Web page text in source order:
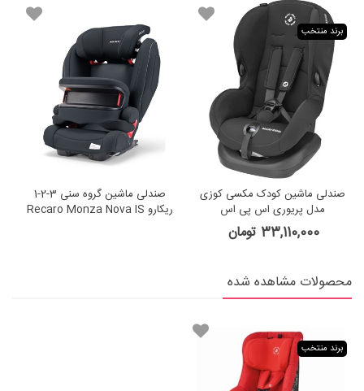
برند منتخب
صندلی ماشین کودک مکسی کوزی
مدل پریوری اس پی اس
33,110,000 تومان
صندلی ماشین گروه سنی 3-2-1
ریکارو Recaro Monza Nova IS
محصولات مشاهده شده
برند منتخب